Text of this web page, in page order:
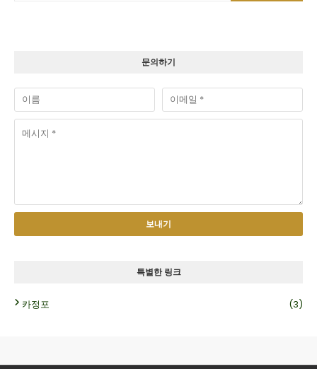
문의하기
특별한 링크
카정포 (3)